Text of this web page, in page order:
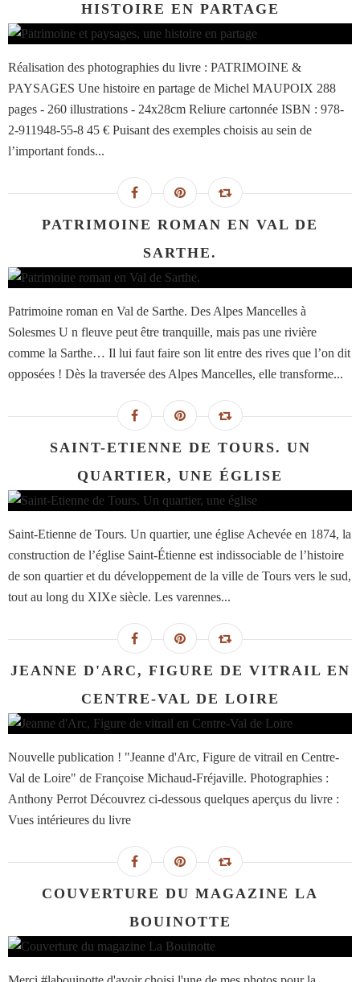
HISTOIRE EN PARTAGE
Réalisation des photographies du livre : PATRIMOINE &
PAYSAGES Une histoire en partage de Michel MAUPOIX 288
pages - 260 illustrations - 24x28cm Reliure cartonnée ISBN : 978-
2-911948-55-8 45 € Puisant des exemples choisis au sein de
l’important fonds...
PATRIMOINE ROMAN EN VAL DE
SARTHE.
Patrimoine roman en Val de Sarthe. Des Alpes Mancelles à
Solesmes U n fleuve peut être tranquille, mais pas une rivière
comme la Sarthe… Il lui faut faire son lit entre des rives que l’on dit
opposées ! Dès la traversée des Alpes Mancelles, elle transforme...
SAINT-ETIENNE DE TOURS. UN
QUARTIER, UNE ÉGLISE
Saint-Etienne de Tours. Un quartier, une église Achevée en 1874, la
construction de l’église Saint-Étienne est indissociable de l’histoire
de son quartier et du développement de la ville de Tours vers le sud,
tout au long du XIXe siècle. Les varennes...
JEANNE D'ARC, FIGURE DE VITRAIL EN
CENTRE-VAL DE LOIRE
Nouvelle publication ! "Jeanne d'Arc, Figure de vitrail en Centre-
Val de Loire" de Françoise Michaud-Fréjaville. Photographies :
Anthony Perrot Découvrez ci-dessous quelques aperçus du livre :
Vues intérieures du livre
COUVERTURE DU MAGAZINE LA
BOUINOTTE